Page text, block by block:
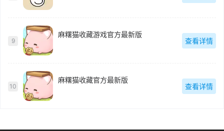
9
麻糬猫收藏游戏官方最新版
查看详情
10
麻糬猫收藏官方最新版
查看详情